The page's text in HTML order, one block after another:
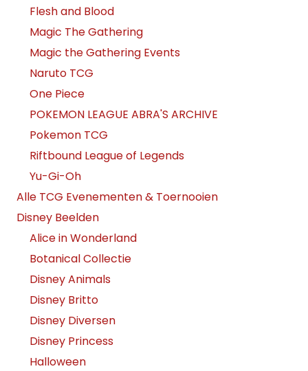
Flesh and Blood
Magic The Gathering
Magic the Gathering Events
Naruto TCG
One Piece
POKEMON LEAGUE ABRA'S ARCHIVE
Pokemon TCG
Riftbound League of Legends
Yu-Gi-Oh
Alle TCG Evenementen & Toernooien
Disney Beelden
Alice in Wonderland
Botanical Collectie
Disney Animals
Disney Britto
Disney Diversen
Disney Princess
Halloween